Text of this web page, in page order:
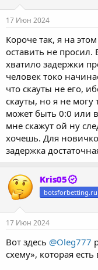
17 Июн 2024
Короче так, я на
оставить не просил.
хватило задержки
человек токо
что скауты не его,
скауты, но я не могу
может быть 0:0 или
мне скажут ой ну
хочешь. Для
задержка
Kris05
botsforbetting.ru
17 Июн 2024
Вот здесь @Oleg777
схему», которая